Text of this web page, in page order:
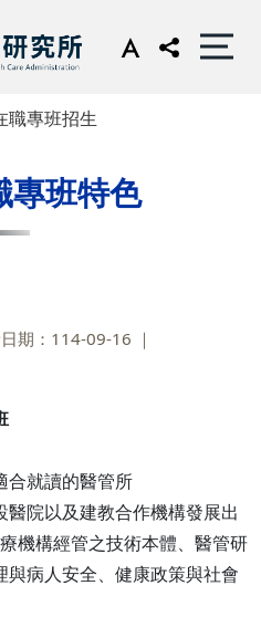
職專班招生
專班特色
期：114-09-16
合就讀的醫管所
院以及建教合作機構發展出
機構經管之技術本體、醫管研
病人安全、健康政策與社會